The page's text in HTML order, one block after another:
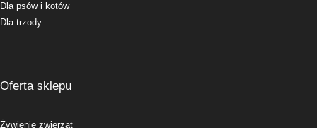
Dla psów i kotów
Dla trzody
Oferta sklepu
Żywienie zwierząt